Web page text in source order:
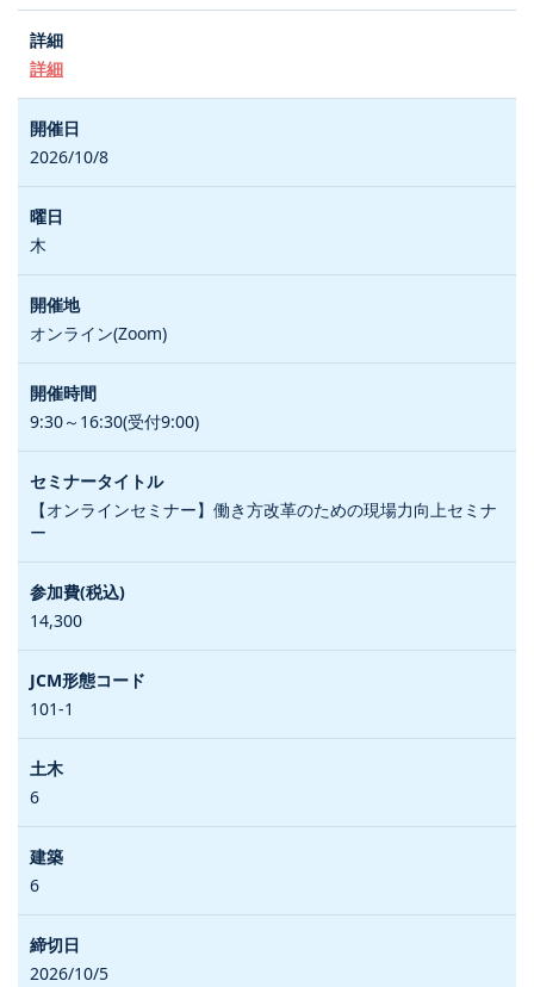
詳細
2026/10/8
木
オンライン(Zoom)
9:30～16:30(受付9:00)
【オンラインセミナー】働き方改革のための現場力向上セミナ
ー
14,300
101-1
6
6
2026/10/5